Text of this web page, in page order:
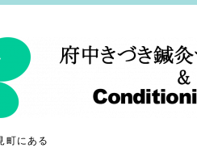
町にある